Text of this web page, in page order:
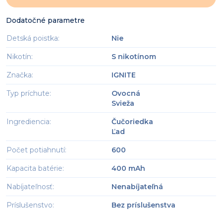
Dodatočné parametre
Detská poistka: Nie
Nikotín: S nikotínom
Značka: IGNITE
Typ príchute:
Ovocná
Svieža
Ingrediencia:
Čučoriedka
Ľad
Počet potiahnutí: 600
Kapacita batérie: 400 mAh
Nabíjateľnosť: Nenabíjateľná
Príslušenstvo: Bez príslušenstva